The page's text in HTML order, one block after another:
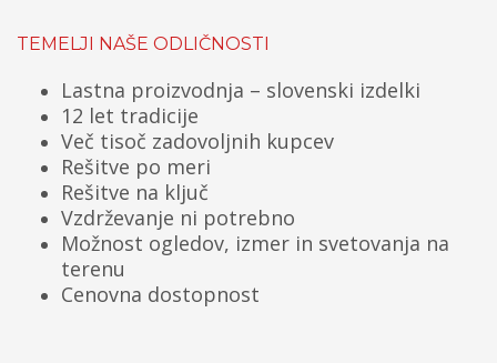
TEMELJI NAŠE ODLIČNOSTI
Lastna proizvodnja – slovenski izdelki
12 let tradicije
Več tisoč zadovoljnih kupcev
Rešitve po meri
Rešitve na ključ
Vzdrževanje ni potrebno
Možnost ogledov, izmer in svetovanja na
terenu
Cenovna dostopnost